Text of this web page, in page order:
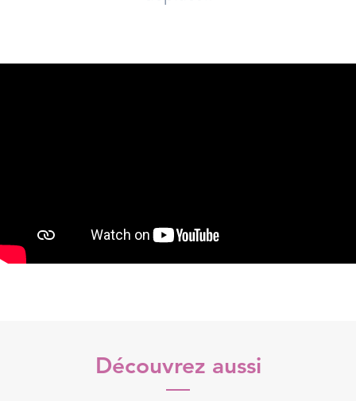
Découvrez aussi